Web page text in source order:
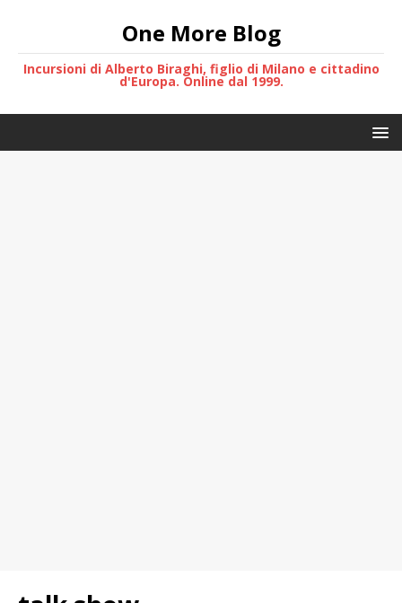
One More Blog
Incursioni di Alberto Biraghi, figlio di Milano e cittadino
d'Europa. Online dal 1999.